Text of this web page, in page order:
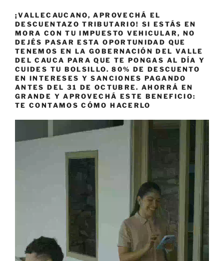
¡VALLECAUCANO, APROVECHÁ EL
DESCUENTAZO TRIBUTARIO! SI ESTÁS EN
MORA CON TU IMPUESTO VEHICULAR, NO
DEJÉS PASAR ESTA OPORTUNIDAD QUE
TENEMOS EN LA GOBERNACIÓN DEL VALLE
DEL CAUCA PARA QUE TE PONGAS AL DÍA Y
CUIDES TU BOLSILLO. 80% DE DESCUENTO
EN INTERESES Y SANCIONES PAGANDO
ANTES DEL 31 DE OCTUBRE. AHORRÁ EN
GRANDE Y APROVECHÁ ESTE BENEFICIO:
TE CONTAMOS CÓMO HACERLO